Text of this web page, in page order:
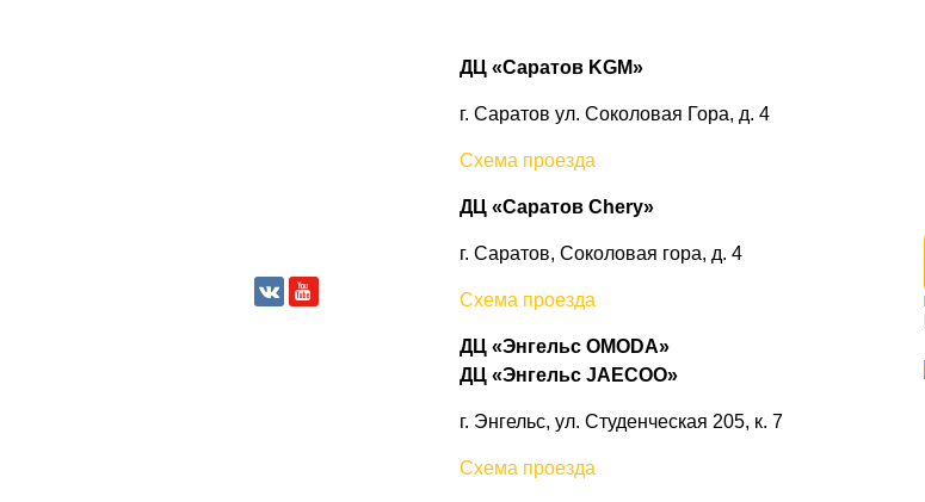
ДЦ «Саратов KGM»
г. Саратов ул. Соколовая Гора, д. 4
Схема проезда
ДЦ «Саратов Chery»
г. Саратов, Соколовая гора, д. 4
Схема проезда
ДЦ «Энгельс OMODA»
ДЦ «Энгельс JAECOO»
г. Энгельс, ул. Студенческая 205, к. 7
Схема проезда